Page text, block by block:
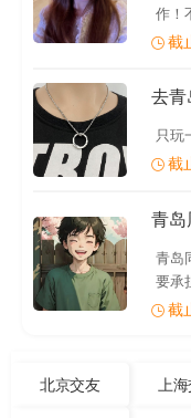
作！
截
只玩
截
青岛
青岛
要承
截
北京交友 上